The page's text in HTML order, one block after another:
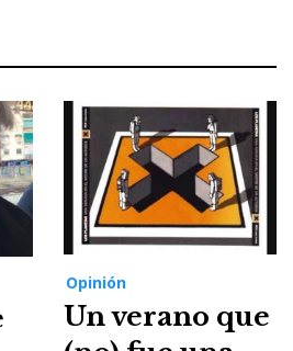
Opinión
Un verano que